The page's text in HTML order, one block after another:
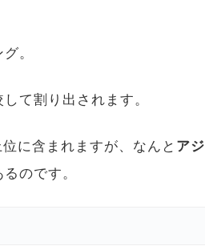
。
て割り出されます。
に含まれますが、なんと アジ
るのです。